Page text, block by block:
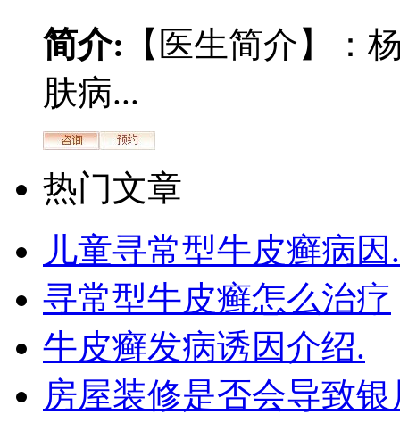
简介: 【医生简介】：
肤病...
热门文章
儿童寻常型牛皮癣病因.
寻常型牛皮癣怎么治疗
牛皮癣发病诱因介绍.
房屋装修是否会导致